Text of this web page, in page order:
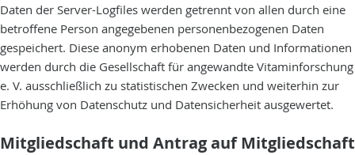
Daten der Server-Logfiles werden getrennt von allen durch eine
betroffene Person angegebenen personenbezogenen Daten
gespeichert. Diese anonym erhobenen Daten und Informationen
werden durch die Gesellschaft für angewandte Vitaminforschung
e. V. ausschließlich zu statistischen Zwecken und weiterhin zur
Erhöhung von Datenschutz und Datensicherheit ausgewertet.
Mitgliedschaft und Antrag auf Mitgliedschaft